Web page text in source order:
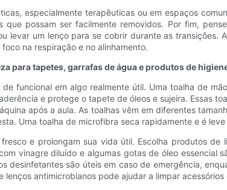
especialmente terapêuticas ou em espaços
possam ser facilmente removidos. Por fim,
levar um lenço para se cobrir durante as transições.
na respiração e no alinhamento.
para tapetes, garrafas de água e produtos de
funcional em algo realmente útil. Uma toalha de
e protege o tapete de óleos e sujeira. Essas
após a aula. As toalhas vêm em diferentes
Uma toalha de microfibra seca rapidamente e é
e prolongam sua vida útil. Escolha produtos
vinagre diluído e algumas gotas de óleo essencial
são úteis em caso de emergência,
antimicrobianos pode ajudar a limpar